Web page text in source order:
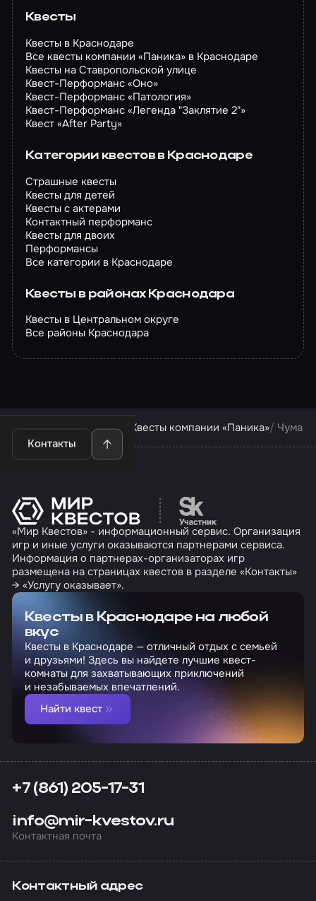
Квесты
Квесты в Краснодаре
Все квесты компании «Паника» в Краснодаре
Квесты на Ставропольской улице
Квест-Перформанс «Оно»
Квест-Перформанс «Патология»
Квест-Перформанс «Легенда "Заклятие 2"»
Квест «After Party»
Категории квестов в Краснодаре
Страшные квесты
Квесты для детей
Квесты с актерами
Контактный перформанс
Квесты для двоих
Перформансы
Все категории в Краснодаре
Квесты в районах Краснодара
Квесты в Центральном округе
Все районы Краснодара
Контакты
Квесты в Краснодаре Квесты компании «Паника» Чума
Перейти на сайт
«Мир Квестов» - информационный сервис. Организация
игр и иные услуги оказываются партнерами сервиса.
Информация о партнерах-организаторах игр
размещена на страницах квестов в разделе «Контакты»
→ «Услугу оказывает».
Квесты в Краснодаре на любой
вкус
Квесты в Краснодаре — отличный отдых с семьей
и друзьями! Здесь вы найдете лучшие квест-
комнаты для захватывающих приключений
и незабываемых впечатлений.
Найти квест
+7 (861) 205-17-31
info@mir-kvestov.ru
Контактная почта
Контактный адрес